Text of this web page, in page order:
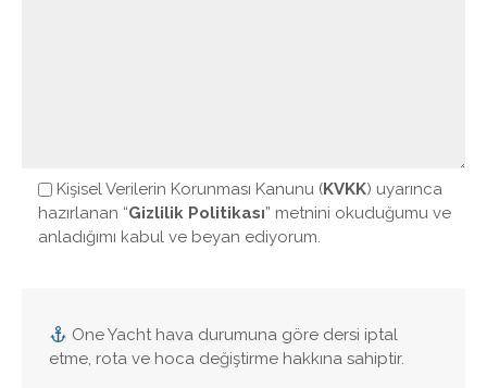
Kişisel Verilerin Korunması Kanunu (KVKK) uyarınca
hazırlanan “Gizlilik Politikası” metnini okuduğumu ve
anladığımı kabul ve beyan ediyorum.
One Yacht hava durumuna göre dersi iptal
etme, rota ve hoca değiştirme hakkına sahiptir.